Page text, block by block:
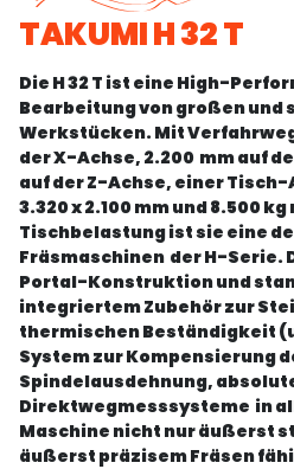
TAKUMI H 32 T
Die H 32 T ist eine High-
Bearbeitung von großen und
Werkstücken. Mit
der X-Achse, 2.200 mm auf
auf der Z-Achse, einer
3.320 x 2.100 mm und 8.500
Tischbelastung ist sie eine
Fräsmaschinen der H-Serie.
Portal-Konstruktion und
integriertem Zubehör zur
thermischen Beständigkeit
System zur Kompensierung
Spindelausdehnung,
Direktwegmesssysteme in
Maschine nicht nur äußerst
äußerst präzisem Fräsen